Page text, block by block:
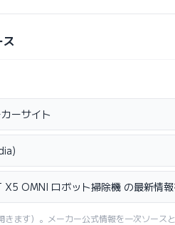
ーサイト
X5 OMNI ロボット掃除機 の最新情
きます）。メーカー公式情報を一次ソース